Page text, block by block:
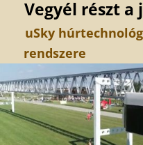
Vegyél részt
uSky
rendszere